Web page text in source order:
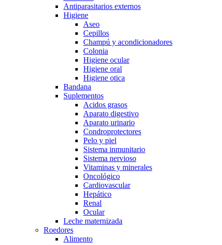
Antiparasitarios externos
Higiene
Aseo
Cepillos
Champú y acondicionadores
Colonia
Higiene ocular
Higiene oral
Higiene otica
Bandana
Suplementos
Acidos grasos
Aparato digestivo
Aparato urinario
Condroprotectores
Pelo y piel
Sistema inmunitario
Sistema nervioso
Vitaminas y minerales
Oncológico
Cardiovascular
Hepático
Renal
Ocular
Leche maternizada
Roedores
Alimento